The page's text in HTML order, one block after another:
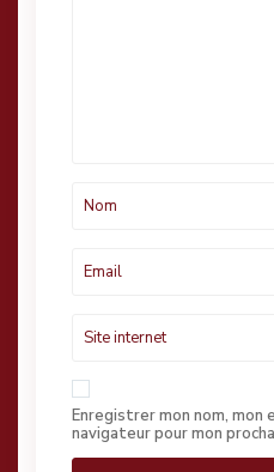
Enregistrer mon nom,
navigateur pour mon